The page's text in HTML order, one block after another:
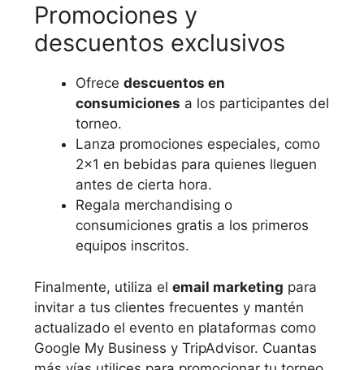
Promociones y
descuentos exclusivos
Ofrecedescuentos en
consumiciones a los participantes del
torneo.
Lanza promociones especiales, como
2×1 en bebidas para quienes lleguen
antes de cierta hora.
Regala merchandising o
consumiciones gratis a los primeros
equipos inscritos.
Finalmente, utiliza elemail marketing para
invitar a tus clientes frecuentes y mantén
actualizado el evento en plataformas como
Google My Business y TripAdvisor. Cuantas